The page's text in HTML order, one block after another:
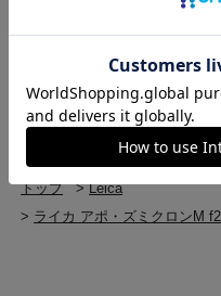
ライカ アポ・ズミクロンM
トップ
>交換レンズ・レンズ
>交換レンズ・レンズアクセサ
ライカ アポ・ズミクロンM
トップ
>Leica
> ライカ アポ・ズミクロンM